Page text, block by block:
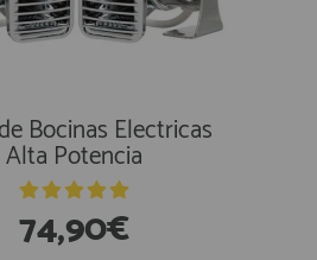
Bocinas Electricas
Alta Potencia
74,90€